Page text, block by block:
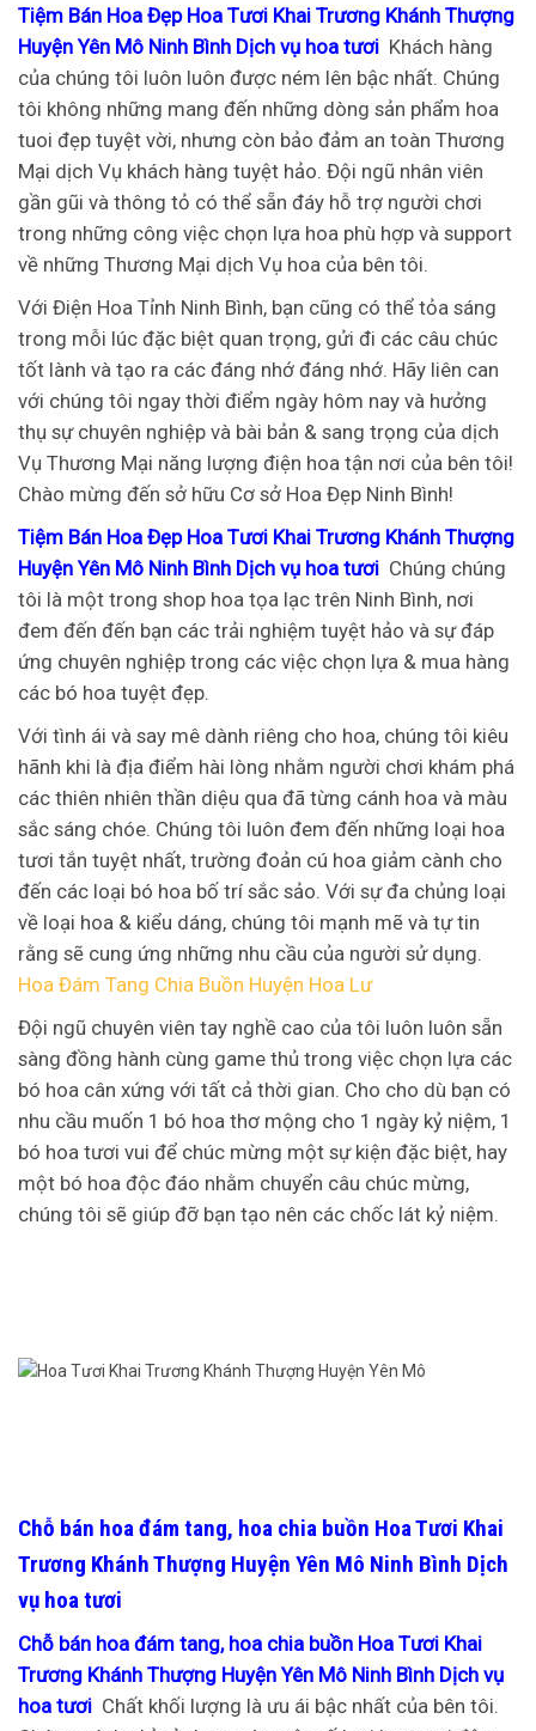
Tiệm Bán Hoa Đẹp Hoa Tươi Khai Trương Khánh Thượng
Huyện Yên Mô Ninh Bình Dịch vụ hoa tươi Khách hàng
của chúng tôi luôn luôn được ném lên bậc nhất. Chúng
tôi không những mang đến những dòng sản phẩm hoa
tuoi đẹp tuyệt vời, nhưng còn bảo đảm an toàn Thương
Mại dịch Vụ khách hàng tuyệt hảo. Đội ngũ nhân viên
gần gũi và thông tỏ có thể sẵn đáy hỗ trợ người chơi
trong những công việc chọn lựa hoa phù hợp và support
về những Thương Mại dịch Vụ hoa của bên tôi.
Với Điện Hoa Tỉnh Ninh Bình, bạn cũng có thể tỏa sáng
trong mỗi lúc đặc biệt quan trọng, gửi đi các câu chúc
tốt lành và tạo ra các đáng nhớ đáng nhớ. Hãy liên can
với chúng tôi ngay thời điểm ngày hôm nay và hưởng
thụ sự chuyên nghiệp và bài bản & sang trọng của dịch
Vụ Thương Mại năng lượng điện hoa tận nơi của bên tôi!
Chào mừng đến sở hữu Cơ sở Hoa Đẹp Ninh Bình!
Tiệm Bán Hoa Đẹp Hoa Tươi Khai Trương Khánh Thượng
Huyện Yên Mô Ninh Bình Dịch vụ hoa tươi Chúng chúng
tôi là một trong shop hoa tọa lạc trên Ninh Bình, nơi
đem đến đến bạn các trải nghiệm tuyệt hảo và sự đáp
ứng chuyên nghiệp trong các việc chọn lựa & mua hàng
các bó hoa tuyệt đẹp.
Với tình ái và say mê dành riêng cho hoa, chúng tôi kiêu
hãnh khi là địa điểm hài lòng nhằm người chơi khám phá
các thiên nhiên thần diệu qua đã từng cánh hoa và màu
sắc sáng chóe. Chúng tôi luôn đem đến những loại hoa
tươi tắn tuyệt nhất, trường đoản cú hoa giảm cành cho
đến các loại bó hoa bố trí sắc sảo. Với sự đa chủng loại
về loại hoa & kiểu dáng, chúng tôi mạnh mẽ và tự tin
rằng sẽ cung ứng những nhu cầu của người sử dụng.
Hoa Đám Tang Chia Buồn Huyện Hoa Lư
Đội ngũ chuyên viên tay nghề cao của tôi luôn luôn sẵn
sàng đồng hành cùng game thủ trong việc chọn lựa các
bó hoa cân xứng với tất cả thời gian. Cho cho dù bạn có
nhu cầu muốn 1 bó hoa thơ mộng cho 1 ngày kỷ niệm, 1
bó hoa tươi vui để chúc mừng một sự kiện đặc biệt, hay
một bó hoa độc đáo nhằm chuyển câu chúc mừng,
chúng tôi sẽ giúp đỡ bạn tạo nên các chốc lát kỷ niệm.
Chỗ bán hoa đám tang, hoa chia buồn Hoa Tươi Khai
Trương Khánh Thượng Huyện Yên Mô Ninh Bình Dịch
vụ hoa tươi
Chỗ bán hoa đám tang, hoa chia buồn Hoa Tươi Khai
Trương Khánh Thượng Huyện Yên Mô Ninh Bình Dịch vụ
hoa tươi Chất khối lượng là ưu ái bậc nhất của bên tôi.